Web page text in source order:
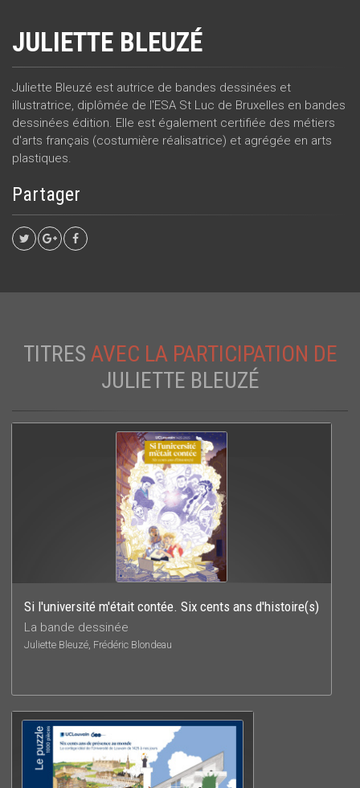
JULIETTE BLEUZÉ
Juliette Bleuzé est autrice de bandes dessinées et
illustratrice, diplômée de l'ESA St Luc de Bruxelles en bandes
dessinées édition. Elle est également certifiée des métiers
d'arts français (costumière réalisatrice) et agrégée en arts
plastiques.
Partager
TITRES AVEC LA PARTICIPATION DE
JULIETTE BLEUZÉ
Si l'université m'était contée. Six cents ans d'histoire(s)
La bande dessinée
Juliette Bleuzé, Frédéric Blondeau